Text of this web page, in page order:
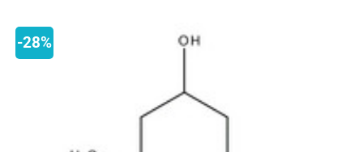
-28%